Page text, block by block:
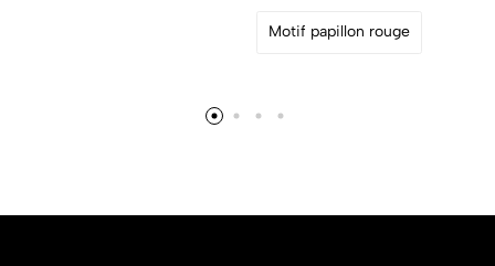
Motif papillon rouge